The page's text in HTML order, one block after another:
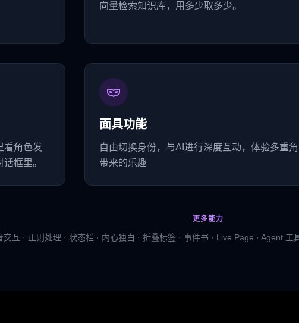
向量检索知识库，用多少取多少。
看角色发
框里。
面具功能
自由切换身份，与AI进行深度互动，体验多重
带来的乐趣
更多能力
交互 · 正则处理 · 状态栏 · 内心独白 · 折叠标签 · 事件书 · Live Page · Agent